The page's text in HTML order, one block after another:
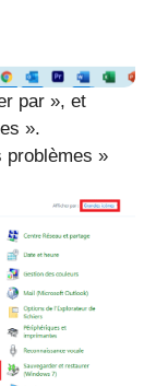
par », et
».
problèmes »